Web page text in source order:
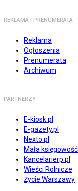
REKLAMA I PRENUMERATA
Reklama
Ogłoszenia
Prenumerata
Archiwum
PARTNERZY
E-kiosk.pl
E-gazety.pl
Nexto.pl
Mała księgowość
Kancelarierp.pl
Wieści Rolnicze
Życie Warszawy